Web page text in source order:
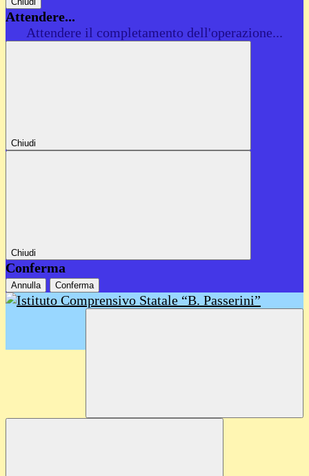
Attendere...
Attendere il completamento dell'operazione...
Chiudi
Chiudi
Conferma
Annulla Conferma